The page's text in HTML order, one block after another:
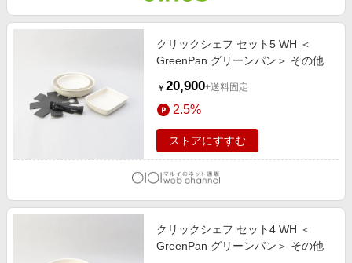
クリックシェフ セット5 WH ＜
GreenPan グリーンパン＞ その他
￥ 20,900+送料固定
2.5%
ストアにすすむ
クリックシェフ セット4 WH ＜
GreenPan グリーンパン＞ その他